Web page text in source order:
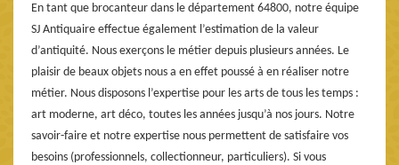
En tant que brocanteur dans le département 64800, notre équipe
SJ Antiquaire effectue également l’estimation de la valeur
d’antiquité. Nous exerçons le métier depuis plusieurs années. Le
plaisir de beaux objets nous a en effet poussé à en réaliser notre
métier. Nous disposons l’expertise pour les arts de tous les temps :
art moderne, art déco, toutes les années jusqu’à nos jours. Notre
savoir-faire et notre expertise nous permettent de satisfaire vos
besoins (professionnels, collectionneur, particuliers). Si vous